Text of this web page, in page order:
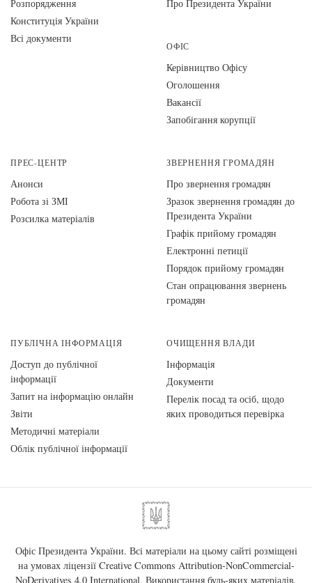
Розпорядження
Конституція України
Всі документи
Про Президента України
ОФІС
Керівництво Офісу
Оголошення
Вакансії
Запобігання корупції
ПРЕС-ЦЕНТР
Анонси
Робота зі ЗМІ
Розсилка матеріалів
ЗВЕРНЕННЯ ГРОМАДЯН
Про звернення громадян
Зразок звернення громадян до
Президента України
Графік прийому громадян
Електронні петиції
Порядок прийому громадян
Стан опрацювання звернень
громадян
ПУБЛІЧНА ІНФОРМАЦІЯ
Доступ до публічної
інформації
Запит на інформацію онлайн
Звіти
Методичні матеріали
Облік публічної інформації
ОЧИЩЕННЯ ВЛАДИ
Інформація
Документи
Перелік посад та осіб, щодо
яких проводиться перевірка
Офіс Президента України. Всі матеріали на цьому сайті розміщені
на умовах ліцензії Creative Commons Attribution-NonCommercial-
NoDerivatives 4.0 International. Використання будь-яких матеріалів,